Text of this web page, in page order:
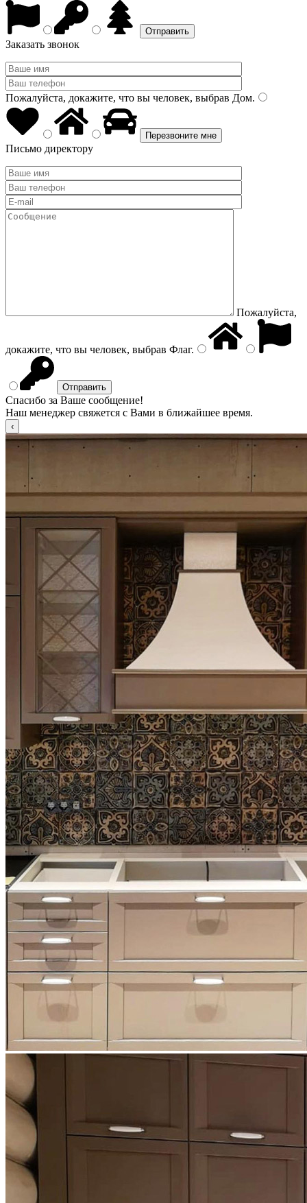
Заказать звонок
Пожалуйста, докажите, что вы человек, выбрав Дом.
Письмо директору
Пожалуйста,
докажите, что вы человек, выбрав Флаг.
Спасибо за Ваше сообщение!
Наш менеджер свяжется с Вами в ближайшее время.